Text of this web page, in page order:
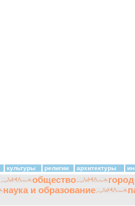
культуры религии архитектуры
общество
наука и образование